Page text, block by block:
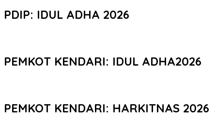
PDIP: IDUL ADHA 2026
PEMKOT KENDARI: IDUL ADHA2026
PEMKOT KENDARI: HARKITNAS 2026